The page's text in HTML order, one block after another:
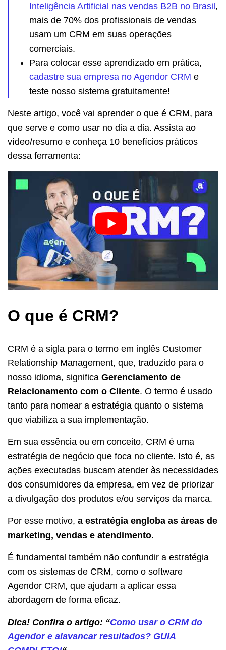
Inteligência Artificial nas vendas B2B no Brasil,
mais de 70% dos profissionais de vendas
usam um CRM em suas operações
comerciais.
Para colocar esse aprendizado em prática,
cadastre sua empresa no Agendor CRM e
teste nosso sistema gratuitamente!
Neste artigo, você vai aprender o que é CRM, para
que serve e como usar no dia a dia. Assista ao
vídeo/resumo e conheça 10 benefícios práticos
dessa ferramenta:
O que é CRM?
CRM é a sigla para o termo em inglês Customer
Relationship Management, que, traduzido para o
nosso idioma, significa Gerenciamento de
Relacionamento com o Cliente. O termo é usado
tanto para nomear a estratégia quanto o sistema
que viabiliza a sua implementação.
Em sua essência ou em conceito, CRM é uma
estratégia de negócio que foca no cliente. Isto é, as
ações executadas buscam atender às necessidades
dos consumidores da empresa, em vez de priorizar
a divulgação dos produtos e/ou serviços da marca.
Por esse motivo, a estratégia engloba as áreas de
marketing, vendas e atendimento.
É fundamental também não confundir a estratégia
com os sistemas de CRM, como o software
Agendor CRM, que ajudam a aplicar essa
abordagem de forma eficaz.
Dica! Confira o artigo: “Como usar o CRM do
Agendor e alavancar resultados? GUIA